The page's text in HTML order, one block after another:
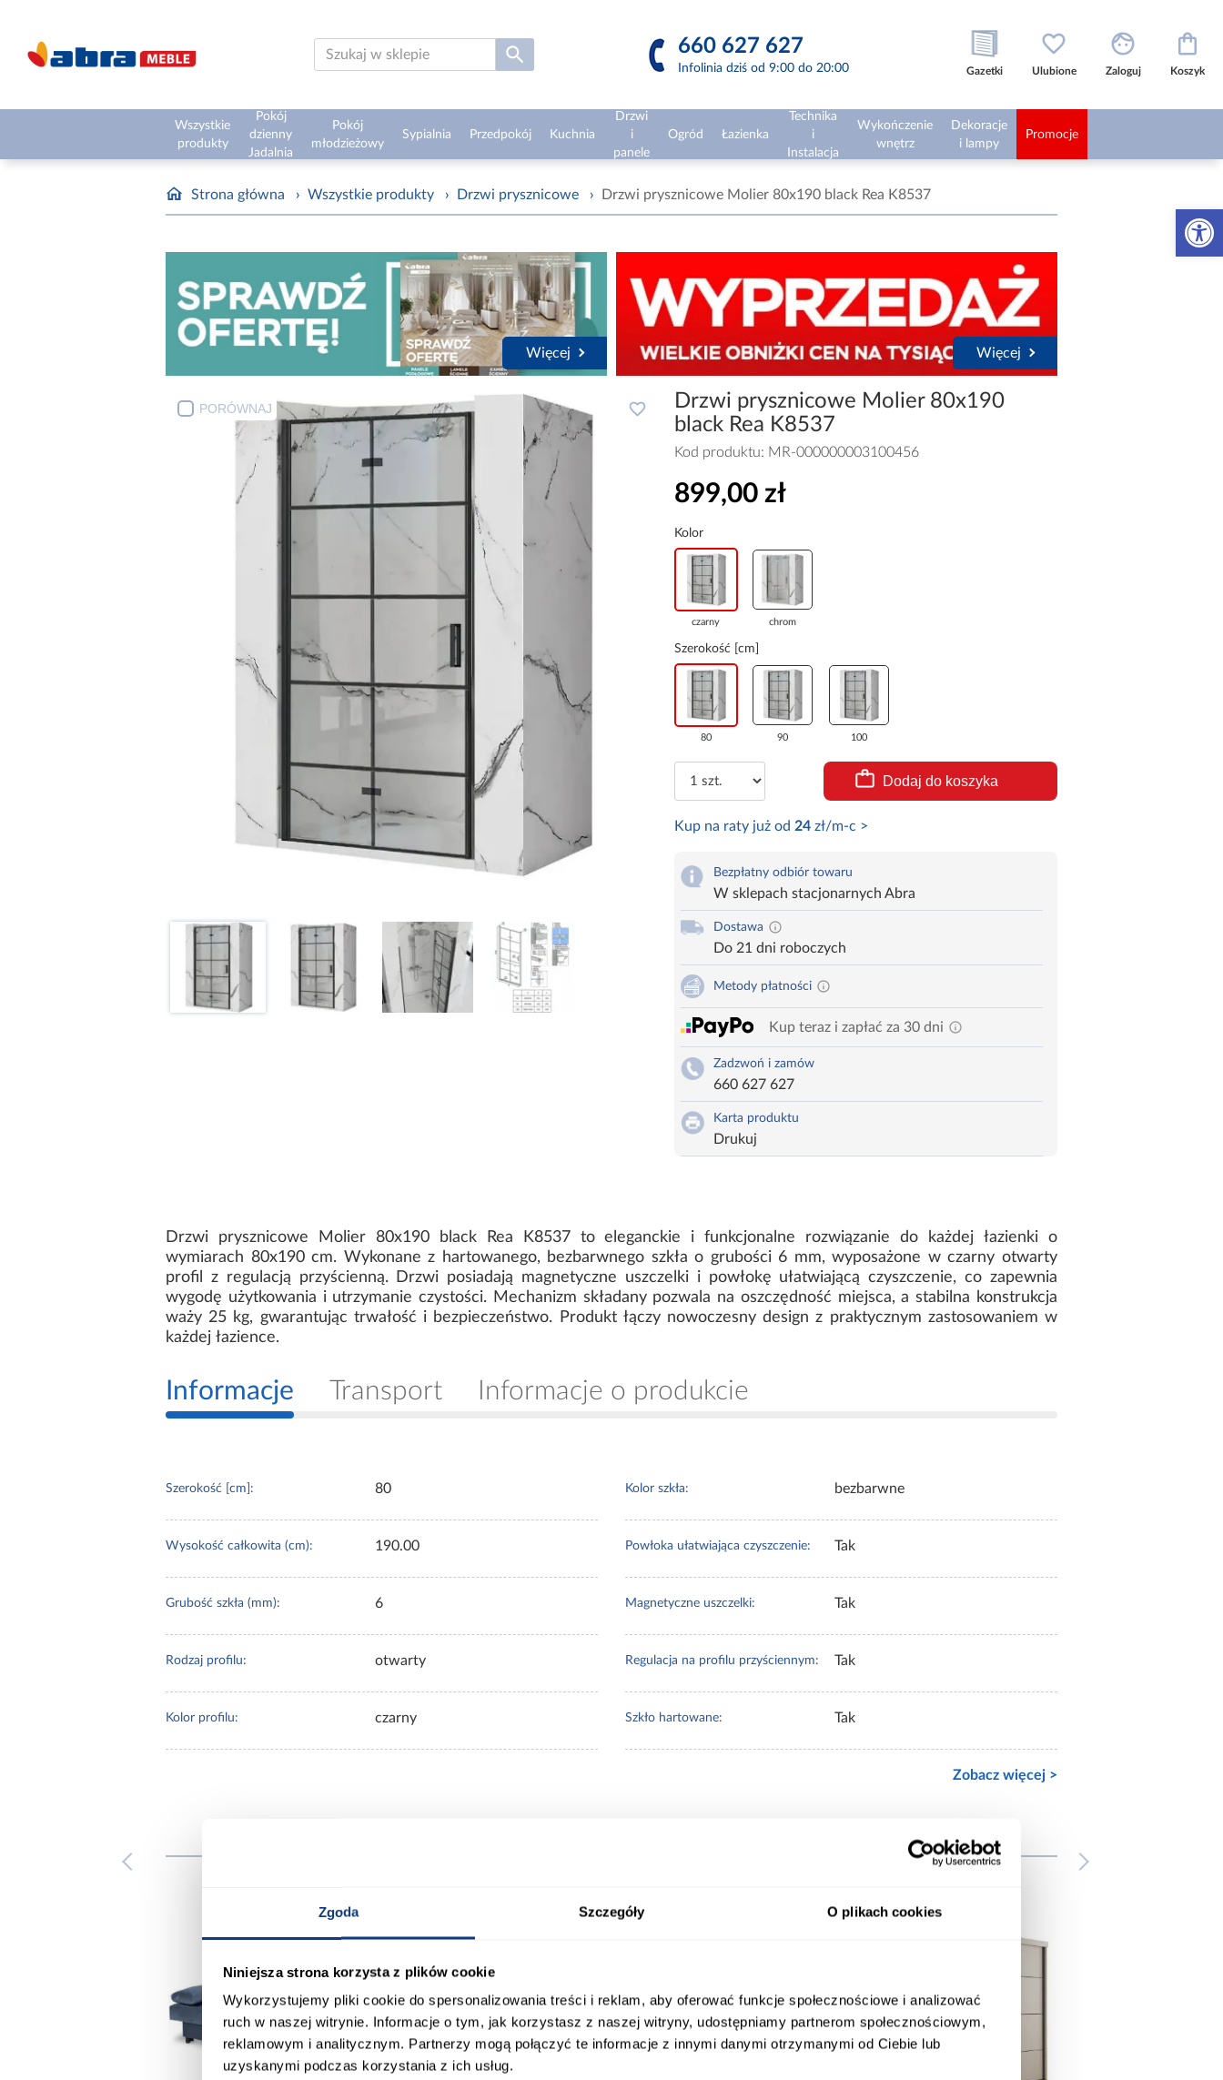
Zgoda Szczegóły O plikach cookies
Niniejsza strona korzysta z plików cookie
Wykorzystujemy pliki cookie do spersonalizowania treści i reklam, aby oferować funkcje społecznościowe i analizować
ruch w naszej witrynie. Informacje o tym, jak korzystasz z naszej witryny, udostępniamy partnerom społecznościowym,
reklamowym i analitycznym. Partnerzy mogą połączyć te informacje z innymi danymi otrzymanymi od Ciebie lub
uzyskanymi podczas korzystania z ich usług.
Otwórz
660 627 627
Infolinia dziś od 9:00 do 20:00 Gazetki Ulubione Zaloguj Koszyk
Wszystkie
produkty
Pokój
dzienny
Jadalnia
Pokój
młodzieżowy
Sypialnia Przedpokój Kuchnia
Drzwi
i
panele
Ogród Łazienka
Technika
i
Instalacja
Wykończenie
wnętrz
Dekoracje
i lampy
Promocje
Strona główna › Wszystkie produkty › Drzwi prysznicowe › Drzwi prysznicowe Molier 80x190 black Rea K8537
Więcej Więcej
PORÓWNAJ
Drzwi prysznicowe Molier 80x190
black Rea K8537
Kod produktu: MR-000000003100456
899,00 zł
Kolor
czarny chrom
Szerokość [cm]
80 90 100
Dodaj do koszyka
Kup na raty już od 24zł/m-c >
Bezpłatny odbiór towaru
W sklepach stacjonarnych Abra
Dostawa
Do 21 dni roboczych
Metody płatności
Kup teraz i zapłać za 30 dni
Zadzwoń i zamów
660 627 627
Karta produktu
Drukuj
Drzwi prysznicowe Molier 80x190 black Rea K8537 to eleganckie i funkcjonalne rozwiązanie do każdej łazienki o
wymiarach 80x190 cm. Wykonane z hartowanego, bezbarwnego szkła o grubości 6 mm, wyposażone w czarny otwarty
profil z regulacją przyścienną. Drzwi posiadają magnetyczne uszczelki i powłokę ułatwiającą czyszczenie, co zapewnia
wygodę użytkowania i utrzymanie czystości. Mechanizm składany pozwala na oszczędność miejsca, a stabilna konstrukcja
waży 25 kg, gwarantując trwałość i bezpieczeństwo. Produkt łączy nowoczesny design z praktycznym zastosowaniem w
każdej łazience.
Informacje Transport Informacje o produkcie
Szerokość [cm]: 80
Wysokość całkowita (cm): 190.00
Grubość szkła (mm): 6
Rodzaj profilu: otwarty
Kolor profilu: czarny
Kolor szkła: bezbarwne
Powłoka ułatwiająca czyszczenie: Tak
Magnetyczne uszczelki: Tak
Regulacja na profilu przyściennym: Tak
Szkło hartowane: Tak
Zobacz więcej >